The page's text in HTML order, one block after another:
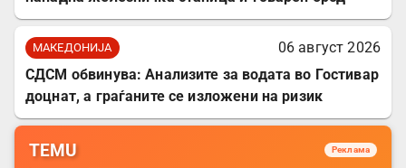
МАКЕДОНИЈА
06 август 2026
СДСМ обвинува: Анализите за водата во Гостивар
доцнат, а граѓаните се изложени на ризик
TEMU Реклама